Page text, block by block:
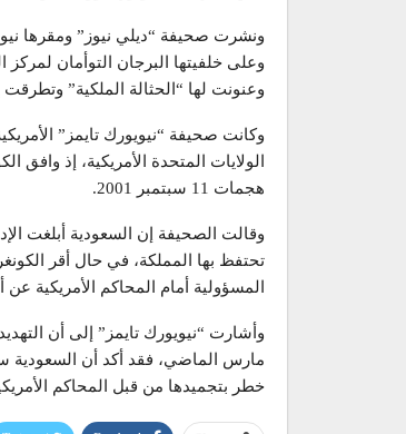
ونشرت صحيفة “ديلي نيوز” ومقرها
وعنونت لها “الحثالة الملكية”
وكانت صحيفة “نيويورك تايمز”
الولايات المتحدة الأمريكية، إذ
هجمات 11 سبتمبر 2001.
تحتفظ بها المملكة، في حال أقر
المسؤولية أمام المحاكم الأمريكية عن أي دور في
وأشارت “نيويورك تايمز” إلى أن
خطر بتجميدها من قبل المحاكم